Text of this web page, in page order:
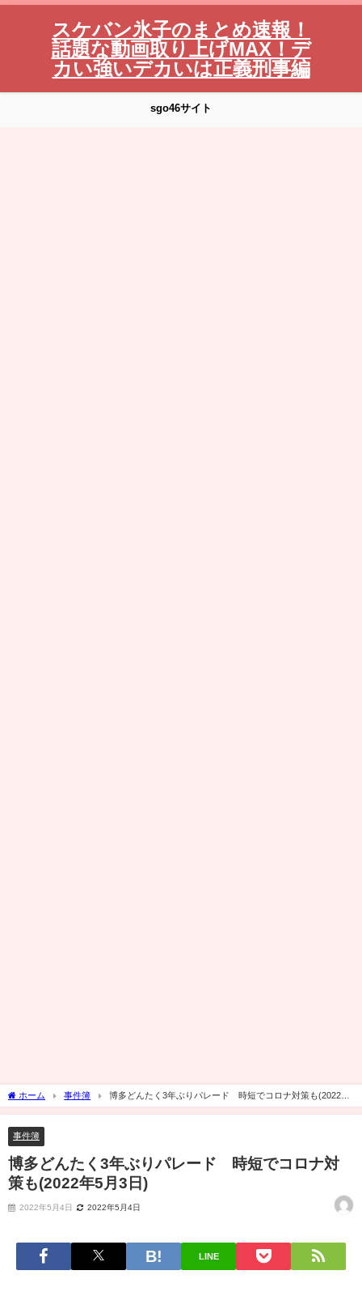
スケバン氷子のまとめ速報！
話題な動画取り上げMAX！デ
カい強いデカいは正義刑事編
sgo46サイト
ホーム 事件簿
博多どんたく3年ぶりパレード 時短でコロナ対策も(2022年
5月3日)
事件簿
博多どんたく3年ぶりパレード 時短でコロナ対
策も(2022年5月3日)
2022年5月4日 2022年5月4日
LINE